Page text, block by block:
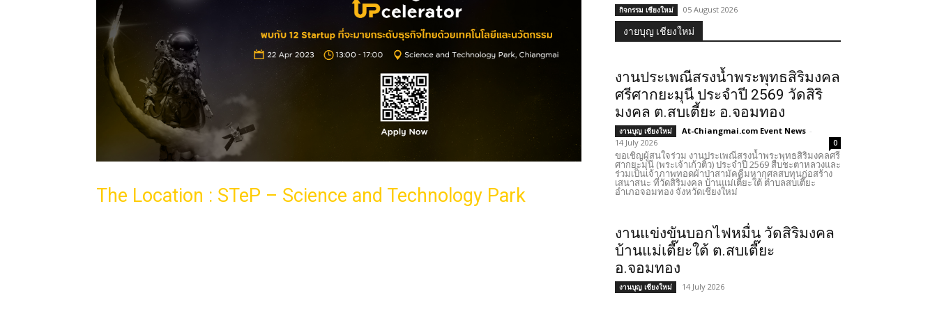
The Location : STeP – Science and Technology Park
กิจกรรม เชียงใหม่ 05 August 2026
งายบุญ เชียงใหม่
งานประเพณีสรงน้ำพระพุทธสิริมงคล
ศรีศากยะมุนี ประจำปี 2569 วัดสิริ
มงคล ต.สบเตี้ยะ อ.จอมทอง
งานบุญ เชียงใหม่ At-Chiangmai.com Event News -
14 July 2026
0
ขอเชิญผู้สนใจร่วม งานประเพณีสรงน้ำพระพุทธสิริมงคลศรี
ศากยะมุนี (พระเจ้าเก้วติ้ว) ประจำปี 2569 สืบชะตาหลวงและ
ร่วมเป็นเจ้าภาพทอดผ้าป่าสามัคคีมหากุศลสบทุนก่อสร้าง
เสนาสนะ ที่วัดสิริมงคล บ้านแม่เตี๊ยะใต้ ตำบลสบเตี๊ยะ
อำเภอจอมทอง จังหวัดเชียงใหม่
งานแข่งขันบอกไฟหมื่น วัดสิริมงคล
บ้านแม่เตี๊ยะใต้ ต.สบเตี๊ยะ
อ.จอมทอง
งานบุญ เชียงใหม่ 14 July 2026